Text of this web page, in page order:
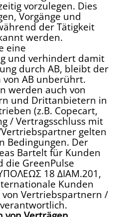
vorzulegen. Dies
Vorgänge und
der Tätigkeit
werden.
eine
und verhindert damit
durch AB, bleibt der
AB unberührt.
werden auch von
und Drittanbietern in
(z.B. Copecart,
/ Vertragsschluss mit
gelten
Bedingungen. Der
Bartelt für Kunden
die GreenPulse
18 ΔΙΑΜ.201,
Kunden
Vertriebspartnern /